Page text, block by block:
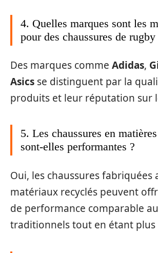
4. Quelles marques sont les
pour des chaussures de rugby
Des marques comme Adidas,
Asics se distinguent par la
produits et leur réputation sur
5. Les chaussures en
sont-elles performantes ?
Oui, les chaussures fabriquées
matériaux recyclés peuvent
de performance comparable
traditionnels tout en étant plus